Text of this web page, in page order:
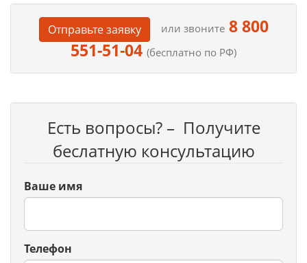
Отправьте заявку или звоните8 800
551-51-04 (бесплатно по РФ)
Есть вопросы? – Получите
беслатную консультацию
Ваше имя
Телефон